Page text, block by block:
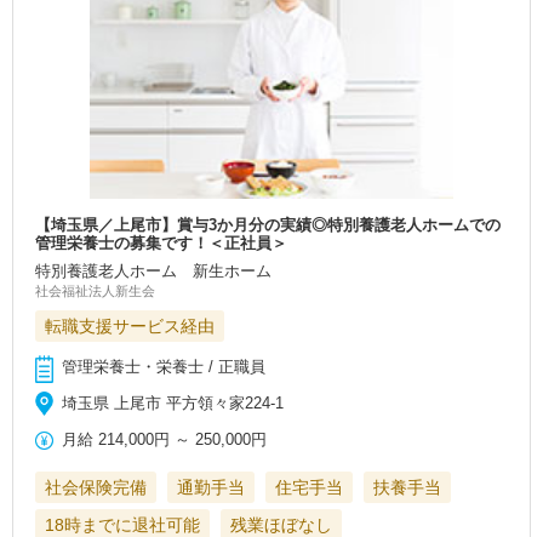
【埼玉県／上尾市】賞与3か月分の実績◎特別養護老人ホームでの
管理栄養士の募集です！＜正社員＞
特別養護老人ホーム 新生ホーム
社会福祉法人新生会
転職支援サービス経由
管理栄養士・栄養士 / 正職員
埼玉県 上尾市 平方領々家224-1
月給 214,000円 ～250,000円
社会保険完備 通勤手当 住宅手当
扶養手当
18時までに退社可能
残業ほぼなし